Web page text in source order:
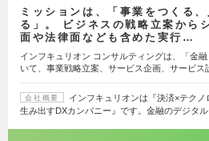
ミッションは、「事業をつくる、
る」。 ビジネスの戦略立案から
面や法律面なども含めた実行…
インフキュリオン コンサルティングは、「金
いて、事業戦略立案、サービス企画、サービス
会社概要
インフキュリオンは『決済×テク
生み出すDXカンパニー』です。金融のデジタ